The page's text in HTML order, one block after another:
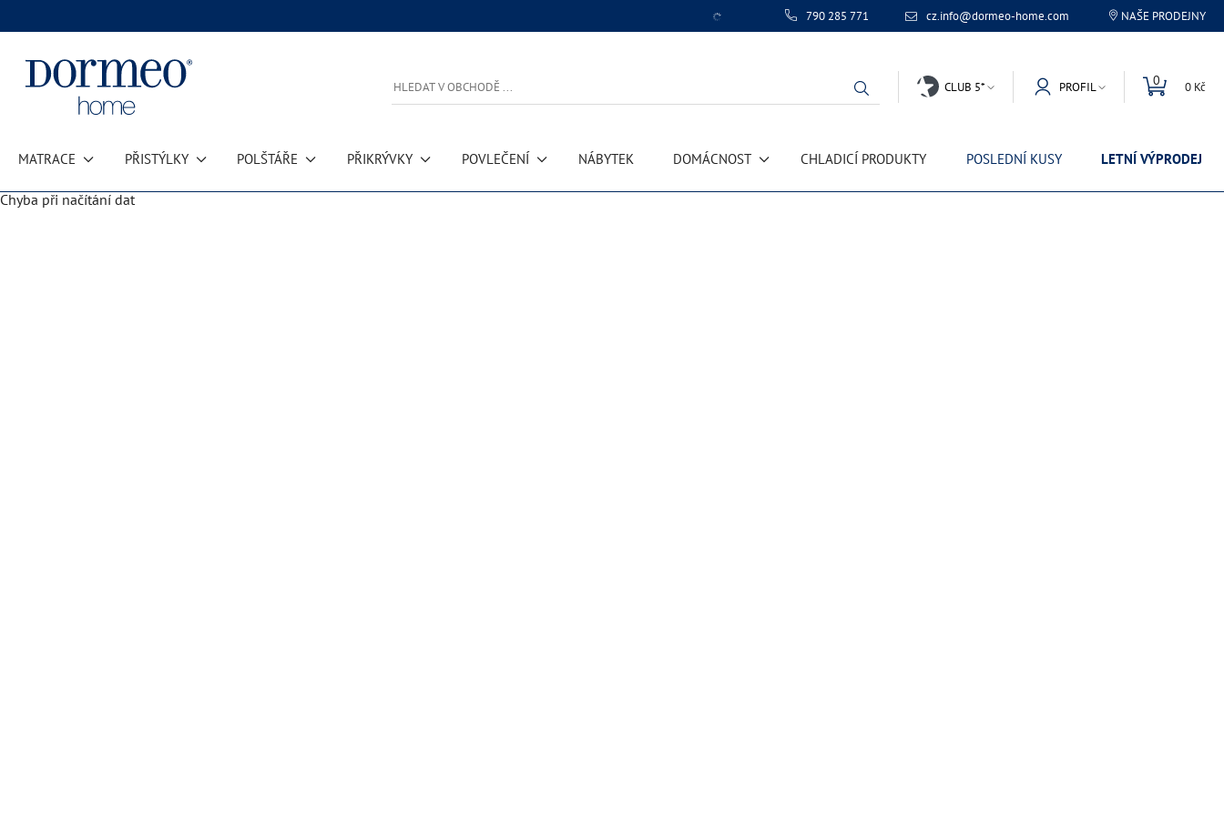
790 285 771 cz.info@dormeo-home.com NAŠE PRODEJNY
CLUB 5* PROFIL 0 0 Kč
MATRACE PŘISTÝLKY POLŠTÁŘE PŘIKRÝVKY POVLEČENÍ NÁBYTEK DOMÁCNOST CHLADICÍ PRODUKTY POSLEDNÍ KUSY LETNÍ VÝPRODEJ
Chyba při načítání dat